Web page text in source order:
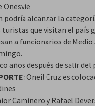
Onesvie
podría alcanzar la
turistas que visitan el país
a funcionarios de
años después de salir
Oneil Cruz es
Caminero y Rafael